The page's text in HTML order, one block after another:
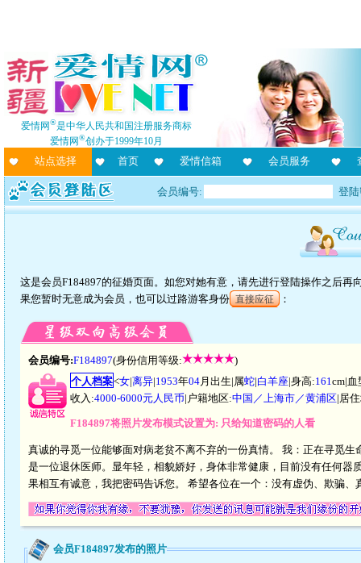
爱情网®是中华人民共和国注册服务商标
爱情网®创办于1999年10月
站点选择 首页 爱情信箱 会员服务
会员编号: 登
这是会员F184897的征婚页面。如您对她有意，请先进行登陆操作之后
果您暂时无意成为会员，也可以过路游客身份 直接应征 ：
会员编号:F184897(身份信用等级:
)
个人档案<女|离异|1953年04月出生|属蛇|白羊座|身高:161cm|血
收入:4000-6000元人民币|户籍地区:中国／上海市／黄浦区|居
F184897将照片发布模式设置为: 只给知道密码的人看
真诚的寻觅一位能够面对病老贫不离不弃的一份真情。 我：正在寻觅
是一位退休医师。显年轻，相貌娇好，身体非常健康，目前没有任何
果相互有诚意，我把密码告诉您。 希望各位在一个：没有虚伪、欺骗
会员F184897发布的照片